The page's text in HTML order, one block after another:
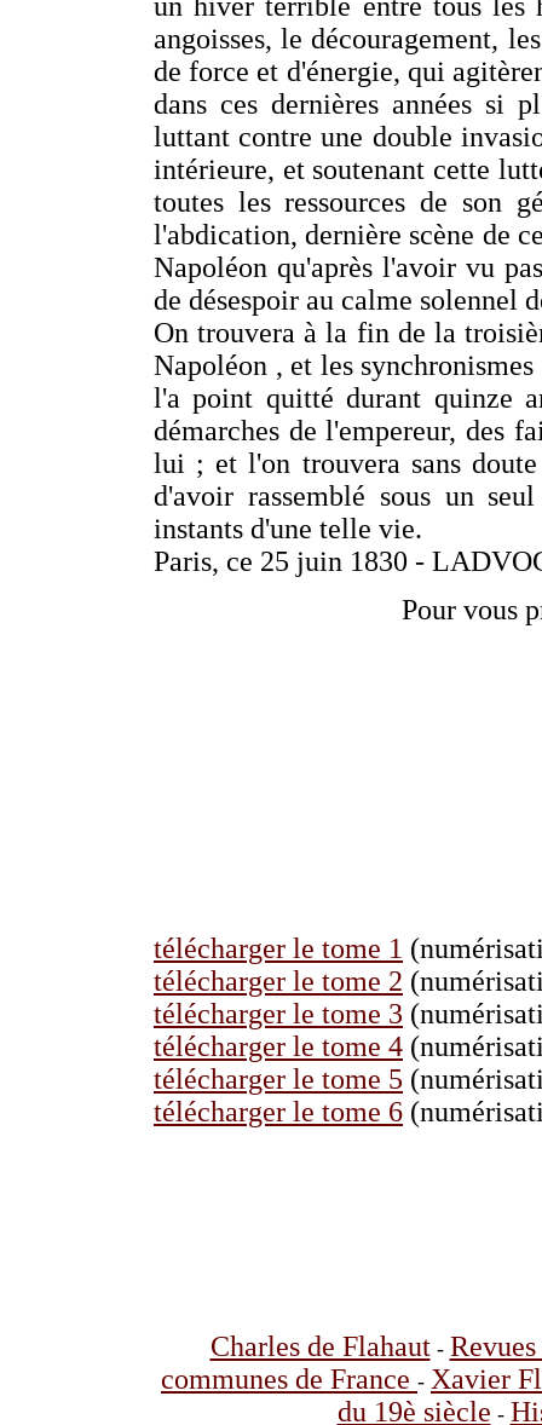
angoisses, le découragement,
de force et d'énergie, qui
dans ces dernières années si
luttant contre une double
intérieure, et soutenant cette
toutes les ressources de son
l'abdication, dernière scène de
Napoléon qu'après l'avoir vu
de désespoir au calme solennel
On trouvera à la fin de la
Napoléon , et les
l'a point quitté durant quinze
démarches de l'empereur, des
lui ; et l'on trouvera sans
d'avoir rassemblé sous un
instants d'une telle vie.
Paris, ce 25 juin 1830 -
Pour vous
télécharger le tome 1
télécharger le tome 2
télécharger le tome 3
télécharger le tome 4
télécharger le tome 5
télécharger le tome 6
Charles de Flahaut-
communes de France - Xavier
du 19è siècle -